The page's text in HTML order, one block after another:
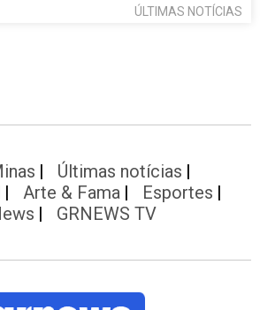
ÚLTIMAS NOTÍCIAS
Últimas notícias
Arte & Fama
Esportes
GRNEWS TV